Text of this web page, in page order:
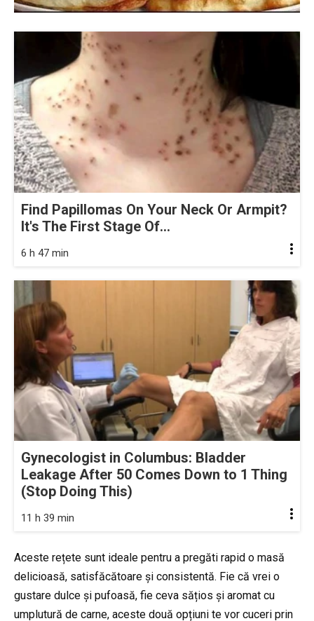
Find Papillomas On Your Neck Or Armpit?
It's The First Stage Of...
6 h 47 min
Gynecologist in Columbus: Bladder
Leakage After 50 Comes Down to 1 Thing
(Stop Doing This)
11 h 39 min
Aceste rețete sunt ideale pentru a pregăti rapid o masă
delicioasă, satisfăcătoare și consistentă. Fie că vrei o
gustare dulce și pufoasă, fie ceva sățios și aromat cu
umplutură de carne, aceste două opțiuni te vor cuceri prin